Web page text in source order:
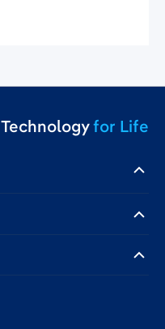
Technologyfor Life